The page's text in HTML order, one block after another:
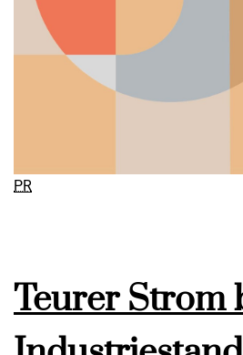
PR
Teurer Strom